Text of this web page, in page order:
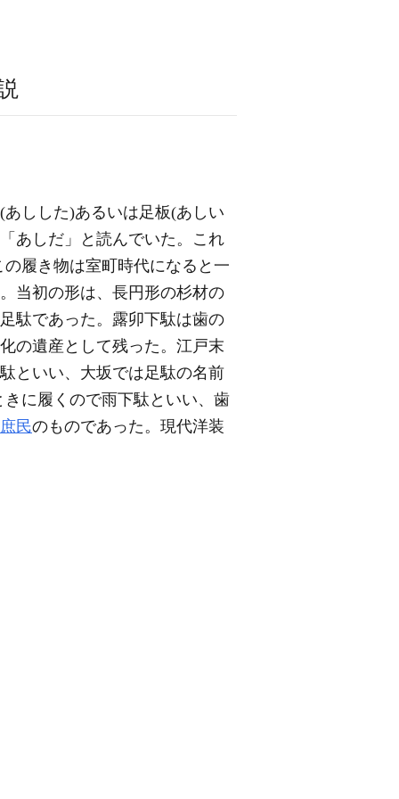
(あしした)あるいは足板(あしい
あしだ」と読んでいた。これ
履き物は室町時代になると一
当初の形は、長円形の杉材の
駄であった。露卯下駄は歯の
の遺産として残った。江戸末
といい、大坂では足駄の名前
に履くので雨下駄といい、歯
庶民のものであった。現代洋装